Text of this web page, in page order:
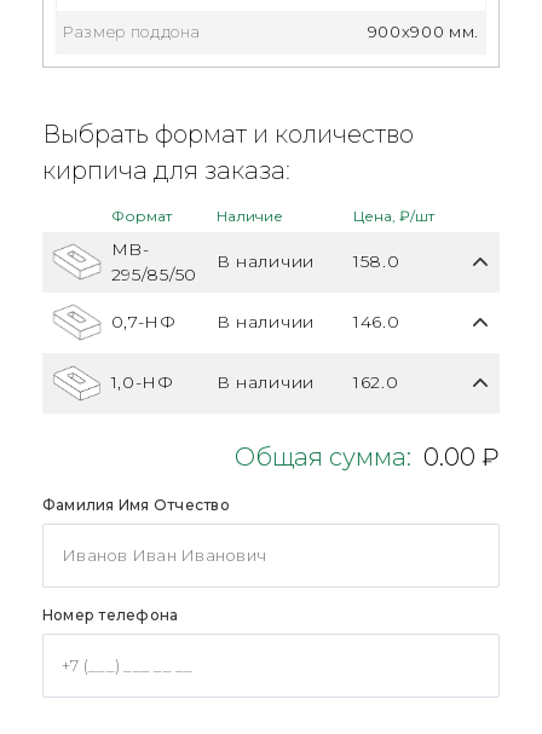
Размер поддона 900x900 мм.
Выбрать формат и количество
кирпича для заказа:
Формат Наличие Цена, ₽/шт
MB-
295/85/50
В наличии 158.0
0,7-НФ В наличии 146.0
1,0-НФ В наличии 162.0
Общая сумма: 0.00 ₽
Фамилия Имя Отчество
Номер телефона